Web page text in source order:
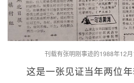
刊载有张明刚事迹的1988年12
这是一张见证当年两位